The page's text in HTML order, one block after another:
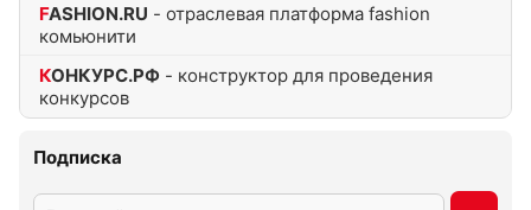
FASHION.RU - отраслевая платформа fashion
комьюнити
КОНКУРС.РФ - конструктор для проведения
конкурсов
Подписка